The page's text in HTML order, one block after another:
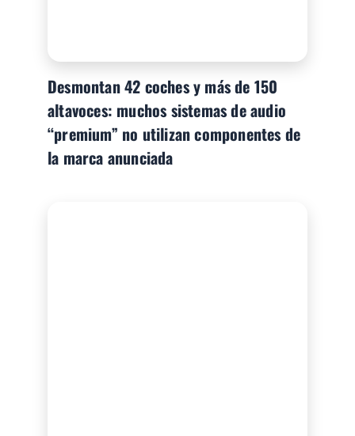
Desmontan 42 coches y más de 150
altavoces: muchos sistemas de audio
“premium” no utilizan componentes de
la marca anunciada